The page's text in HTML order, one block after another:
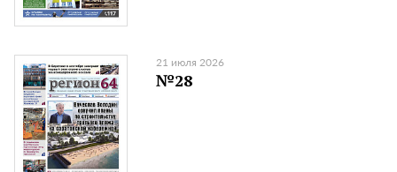
21 июля 2026
№28